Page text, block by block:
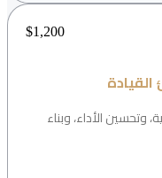
$1,200
وتحسين الأداء، وبناء